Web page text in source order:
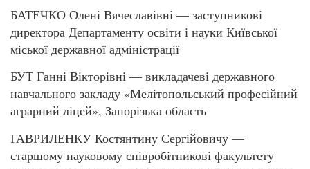
БАТЕЧКО Олені Вячеславівні — заступникові
директора Департаменту освіти і науки Київської
міської державної адміністрації
БУТ Ганні Вікторівні — викладачеві державного
навчального закладу «Мелітопольський професійний
аграрний ліцей», Запорізька область
ГАВРИЛЕНКУ Костянтину Сергійовичу —
старшому науковому співробітникові факультету